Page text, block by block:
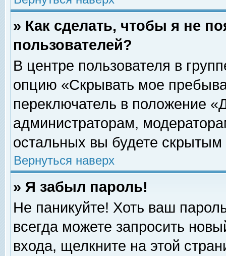
» Как сделать, чтобы я не
пользователей?
В центре пользователя в
опцию «Скрывать мое
переключатель в положение
администраторам,
остальных вы будете скрытым
Вернуться наверх
» Я забыл пароль!
Не паникуйте! Хоть ваш
всегда можете запросить
входа, щелкните на этой